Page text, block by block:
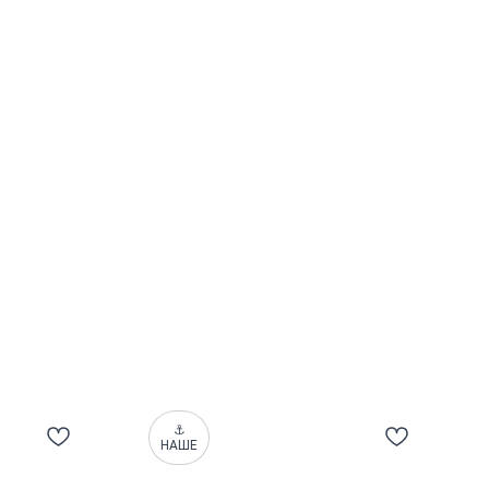
⚓
НАШЕ